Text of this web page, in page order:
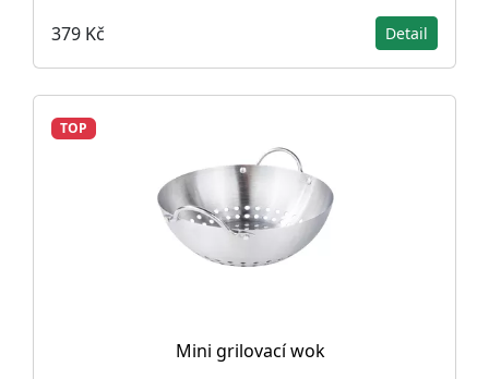
379 Kč Detail
TOP
Mini grilovací wok